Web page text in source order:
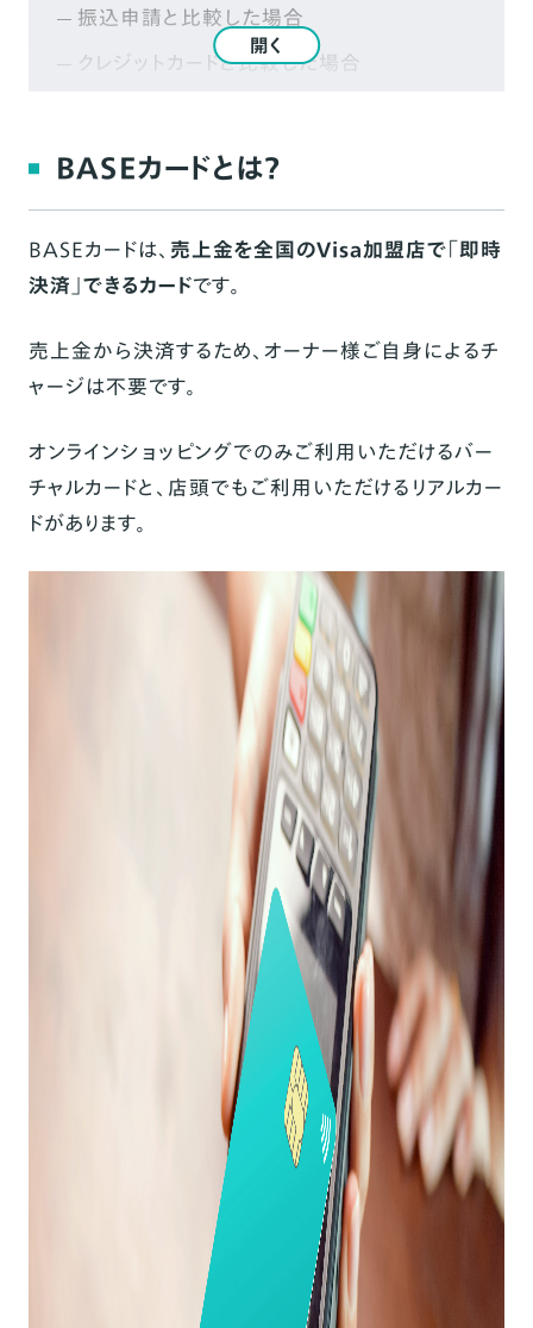
振込申請と比較した場合
クレジットカードと比較した場合
利用方法
開く
BASEカードとは？
BASEカードは、 売上金を全国のVisa加盟店で「即時
決済」できるカードです。
売上金から決済するため、オーナー様ご自身によるチ
ャージは不要です。
オンラインショッピングでのみご利用いただけるバー
チャルカードと、店頭でもご利用いただけるリアルカー
ドがあります。